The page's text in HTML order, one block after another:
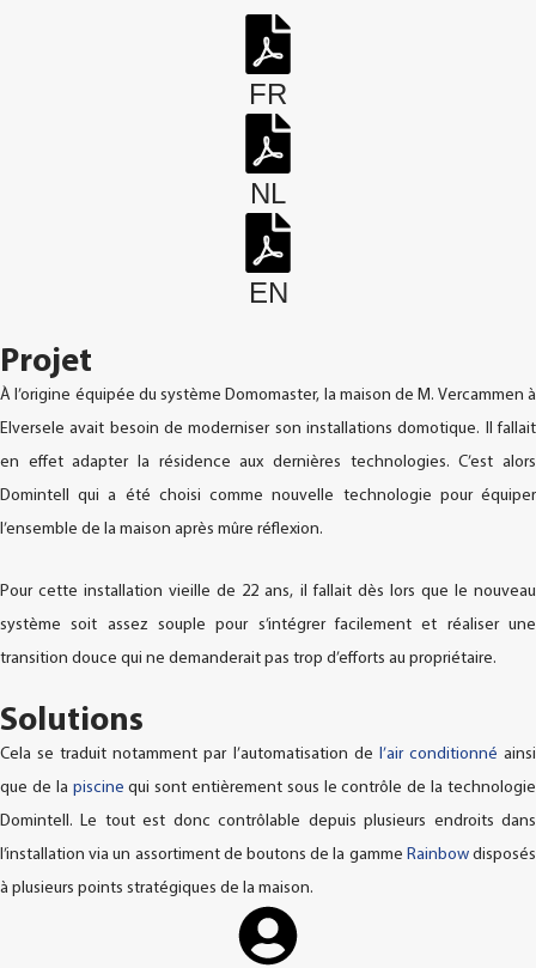
FR
NL
EN
Projet
À l’origine équipée du système Domomaster, la maison de M. Vercammen à
Elversele avait besoin de moderniser son installations domotique. Il fallait
en effet adapter la résidence aux dernières technologies. C’est alors
Domintell qui a été choisi comme nouvelle technologie pour équiper
l’ensemble de la maison après mûre réflexion.
Pour cette installation vieille de 22 ans, il fallait dès lors que le nouveau
système soit assez souple pour s’intégrer facilement et réaliser une
transition douce qui ne demanderait pas trop d’efforts au propriétaire.
Solutions
Cela se traduit notamment par l’automatisation de l’air conditionné ainsi
que de la piscine qui sont entièrement sous le contrôle de la technologie
Domintell. Le tout est donc contrôlable depuis plusieurs endroits dans
l’installation via un assortiment de boutons de la gamme Rainbowdisposés
à plusieurs points stratégiques de la maison.